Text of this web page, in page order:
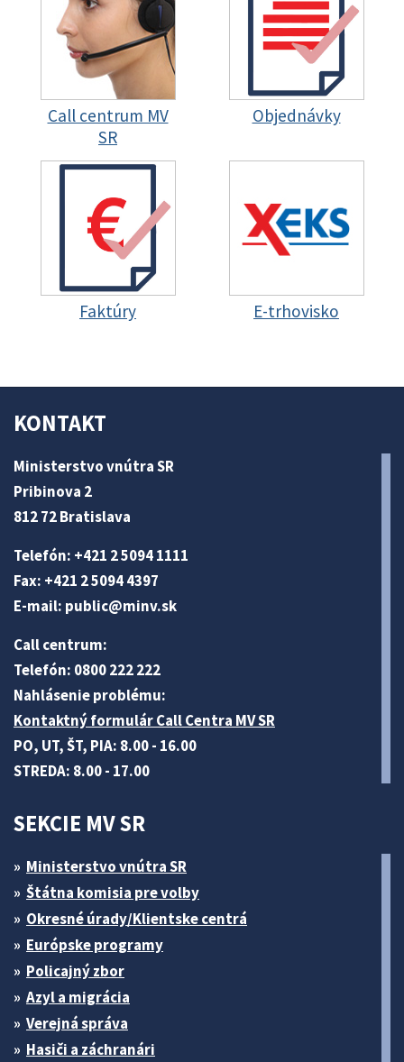
Call centrum MV
SR
Objednávky
Faktúry E-trhovisko
KONTAKT
Ministerstvo vnútra SR
Pribinova 2
812 72 Bratislava
Telefón: +421 2 5094 1111
Fax: +421 2 5094 4397
E-mail: public@minv.sk
Call centrum:
Telefón: 0800 222 222
Nahlásenie problému:
Kontaktný formulár Call Centra MV SR
PO, UT, ŠT, PIA: 8.00 - 16.00
STREDA: 8.00 - 17.00
SEKCIE MV SR
Ministerstvo vnútra SR
Štátna komisia pre volby
Okresné úrady/Klientske centrá
Európske programy
Policajný zbor
Azyl a migrácia
Verejná správa
Hasiči a záchranári